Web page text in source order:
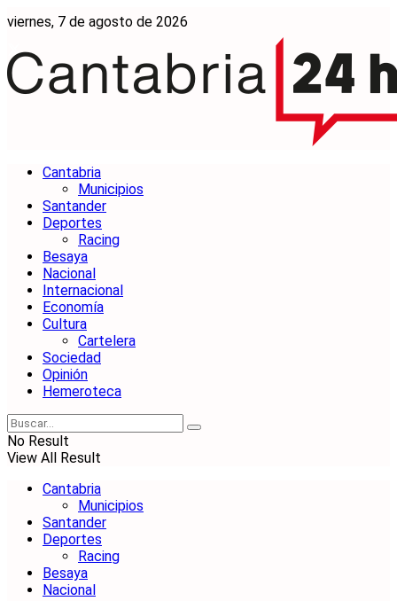
viernes, 7 de agosto de 2026
Cantabria
Municipios
Santander
Deportes
Racing
Besaya
Nacional
Internacional
Economía
Cultura
Cartelera
Sociedad
Opinión
Hemeroteca
No Result
View All Result
Cantabria
Municipios
Santander
Deportes
Racing
Besaya
Nacional